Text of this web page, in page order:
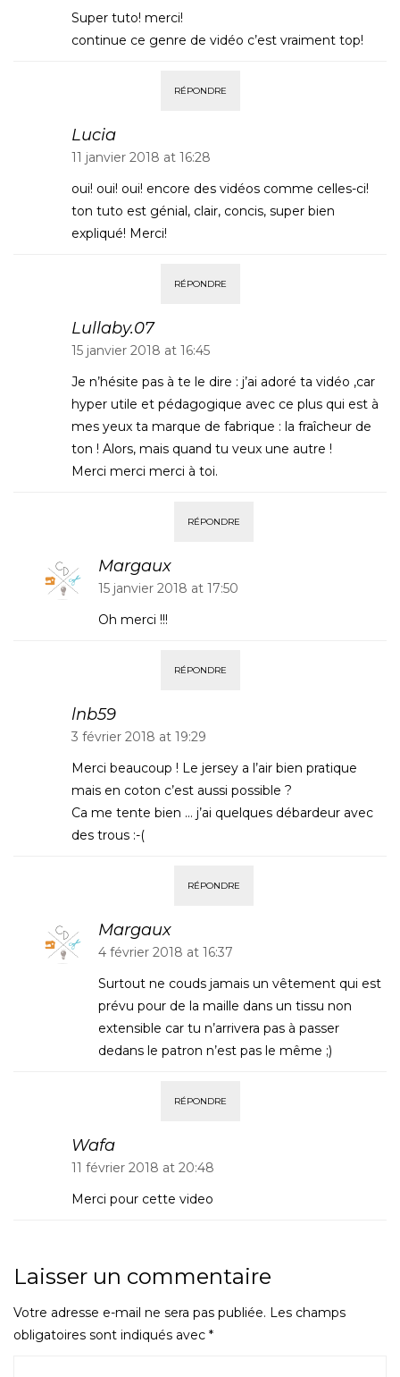
Super tuto! merci!
continue ce genre de vidéo c’est vraiment top!
RÉPONDRE
Lucia
11 janvier 2018 at 16:28
oui! oui! oui! encore des vidéos comme celles-ci!
ton tuto est génial, clair, concis, super bien
expliqué! Merci!
RÉPONDRE
Lullaby.07
15 janvier 2018 at 16:45
Je n’hésite pas à te le dire : j’ai adoré ta vidéo ,car
hyper utile et pédagogique avec ce plus qui est à
mes yeux ta marque de fabrique : la fraîcheur de
ton ! Alors, mais quand tu veux une autre !
Merci merci merci à toi.
RÉPONDRE
Margaux
15 janvier 2018 at 17:50
Oh merci !!!
RÉPONDRE
lnb59
3 février 2018 at 19:29
Merci beaucoup ! Le jersey a l’air bien pratique
mais en coton c’est aussi possible ?
Ca me tente bien … j’ai quelques débardeur avec
des trous :-(
RÉPONDRE
Margaux
4 février 2018 at 16:37
Surtout ne couds jamais un vêtement qui est
prévu pour de la maille dans un tissu non
extensible car tu n’arrivera pas à passer
dedans le patron n’est pas le même ;)
RÉPONDRE
Wafa
11 février 2018 at 20:48
Merci pour cette video
Laisser un commentaire
Votre adresse e-mail ne sera pas publiée. Les champs
obligatoires sont indiqués avec *